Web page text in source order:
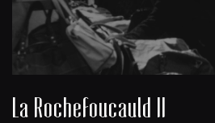
La Rochefoucauld II